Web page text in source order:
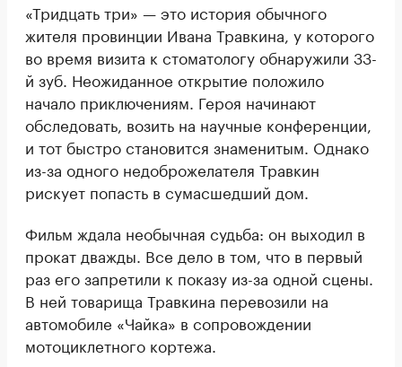
«Тридцать три» — это история обычного
жителя провинции Ивана Травкина, у которого
во время визита к стоматологу обнаружили 33-
й зуб. Неожиданное открытие положило
начало приключениям. Героя начинают
обследовать, возить на научные конференции,
и тот быстро становится знаменитым. Однако
из-за одного недоброжелателя Травкин
рискует попасть в сумасшедший дом.
Фильм ждала необычная судьба: он выходил в
прокат дважды. Все дело в том, что в первый
раз его запретили к показу из-за одной сцены.
В ней товарища Травкина перевозили на
автомобиле «Чайка» в сопровождении
мотоциклетного кортежа.